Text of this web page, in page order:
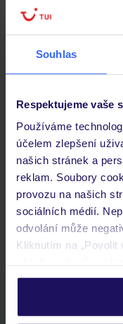
Souhlas
Respektujeme vaše
Používáme
účelem zlepšení
našich stránek a
reklam. Soubory
provozu na našich
sociálních médií.
odvolání může
Kliknutím na „Povolit
personalizovat v
Podrobné informace
Stravování
Důležité
Často kladené
Jaké doklady jsou
Budeme ubytováni
Kam jít po přistání a
Stáhněte si
rychlé